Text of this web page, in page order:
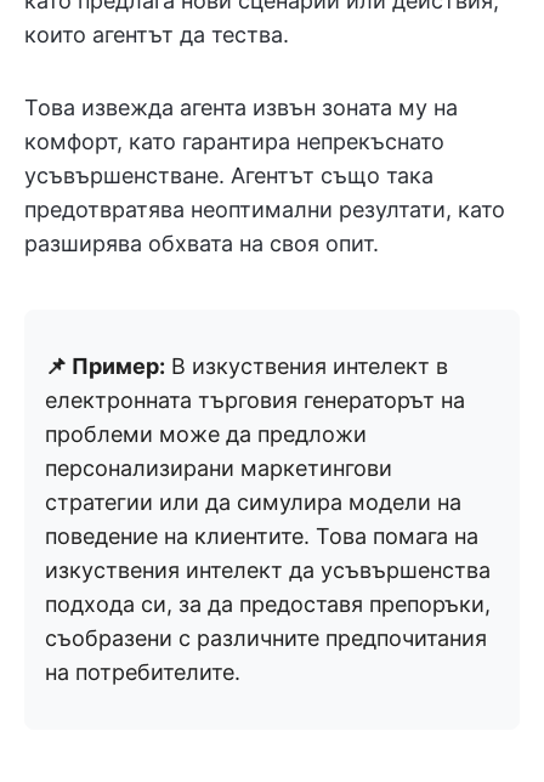
които агентът да тества.
Това извежда агента извън зоната му на
комфорт, като гарантира непрекъснато
усъвършенстване. Агентът също така
предотвратява неоптимални резултати, като
разширява обхвата на своя опит.
📌 Пример: В изкуствения интелект в
електронната търговия генераторът на
проблеми може да предложи
персонализирани маркетингови
стратегии или да симулира модели на
поведение на клиентите. Това помага на
изкуствения интелект да усъвършенства
подхода си, за да предоставя препоръки,
съобразени с различните предпочитания
на потребителите.